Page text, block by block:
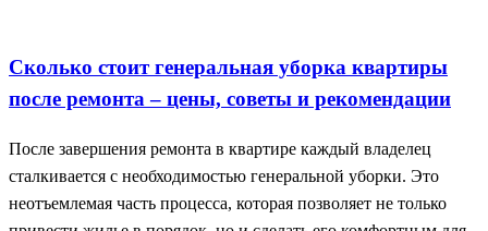
Сколько стоит генеральная уборка квартиры
после ремонта – цены, советы и рекомендации
После завершения ремонта в квартире каждый владелец
сталкивается с необходимостью генеральной уборки. Это
неотъемлемая часть процесса, которая позволяет не только